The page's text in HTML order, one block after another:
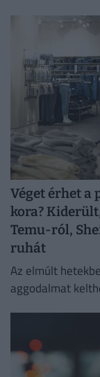
Véget érhet a
kora?
Temu-ról,
ruhát
Az elmúlt
aggodalmat